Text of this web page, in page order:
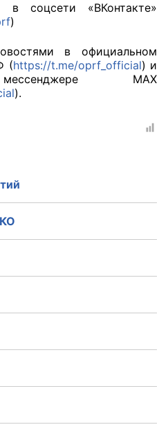
в соцсети «ВКонтакте»
)
в официальном
(https://t.me/oprf_official) и
MAХ
).